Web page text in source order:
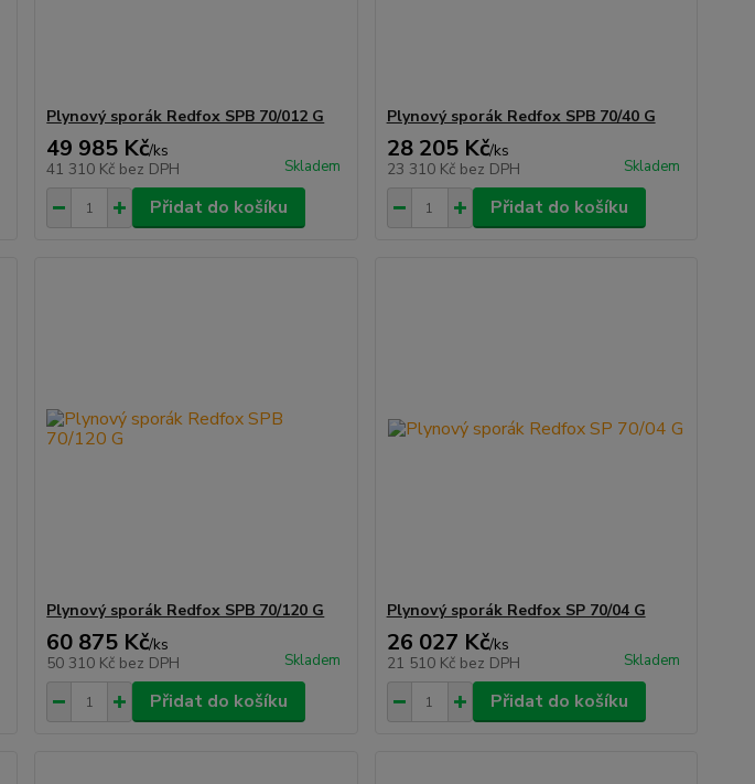
Plynový sporák Redfox SPB 70/012 G
49 985 Kč/ks
41 310 Kč bez DPH Skladem
Přidat do košíku
Plynový sporák Redfox SPB 70/40 G
28 205 Kč/ks
23 310 Kč bez DPH Skladem
Přidat do košíku
Plynový sporák Redfox SPB 70/120 G
60 875 Kč/ks
50 310 Kč bez DPH Skladem
Přidat do košíku
Plynový sporák Redfox SP 70/04 G
26 027 Kč/ks
21 510 Kč bez DPH Skladem
Přidat do košíku